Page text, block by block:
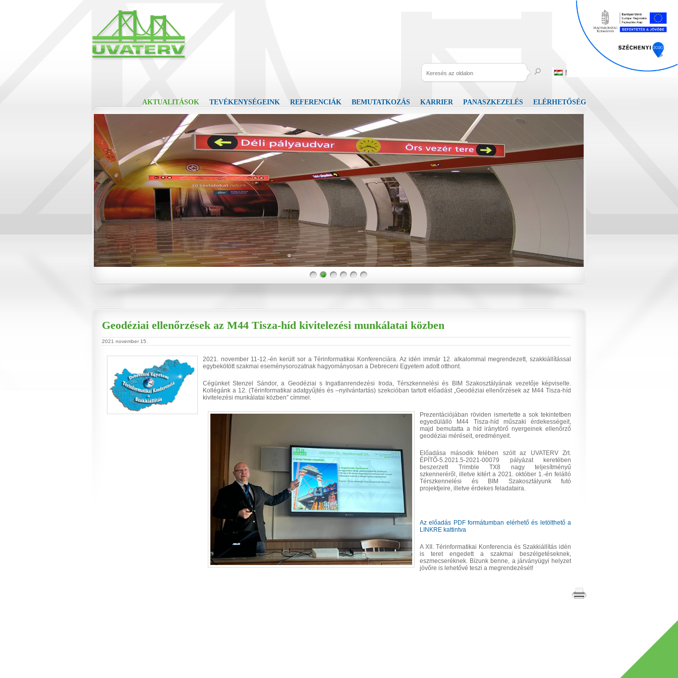
AKTUALITÁSOK TEVÉKENYSÉGEINK REFERENCIÁK BEMUTATKOZÁS KARRIER PANASZKEZELÉS ELÉRHETŐSÉG
Geodéziai ellenőrzések az M44 Tisza-híd kivitelezési munkálatai közben
2021 november 15.
2021. november 11-12.-én került sor a Térinformatikai Konferenciára. Az idén immár 12. alkalommal megrendezett, szakkiállítással
egybekötött szakmai eseménysorozatnak hagyományosan a Debreceni Egyetem adott otthont.
Cégünket Stenzel Sándor, a Geodéziai s Ingatlanrendezési Iroda, Térszkennelési és BIM Szakosztályának vezetője képviselte.
Kollégánk a 12. (Térinformatikai adatgyűjtés és –nyilvántartás) szekcióban tartott előadást „Geodéziai ellenőrzések az M44 Tisza-híd
kivitelezési munkálatai közben” címmel.
Prezentációjában röviden ismertette a sok tekintetben
egyedülálló M44 Tisza-híd műszaki érdekességeit,
majd bemutatta a híd iránytörő nyergeinek ellenőrző
geodéziai méréseit, eredményeit.
Előadása második felében szólt az UVATERV Zrt.
ÉPÍTŐ-5.2021.5-2021-00079 pályázat keretében
beszerzett Trimble TX8 nagy teljesítményű
szkenneréről, illetve kitért a 2021. október 1.-én felálló
Térszkennelési és BIM Szakosztályunk futó
projektjeire, illetve érdekes feladataira.
Az előadás PDF formátumban elérhető és letölthető a
LINKRE kattintva
A XII. Térinformatikai Konferencia és Szakkiállítás idén
is teret engedett a szakmai beszélgetéseknek,
eszmecseréknek. Bízunk benne, a járványügyi helyzet
jövőre is lehetővé teszi a megrendezését!